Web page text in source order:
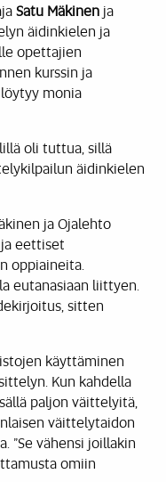
Satu Mäkinen ja
äidinkielen ja
opettajien
kurssin ja
monia
oli tuttua, sillä
äidinkielen
ja Ojalehto
eettiset
oppiaineita.
eutanasiaan liittyen.
sitten
käyttäminen
Kun kahdella
paljon väittelyitä,
väittelytaidon
”Se vähensi joillakin
omiin